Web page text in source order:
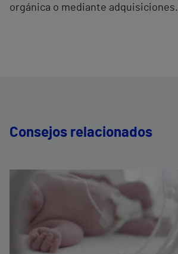
orgánica o mediante adquisiciones.
Consejos relacionados